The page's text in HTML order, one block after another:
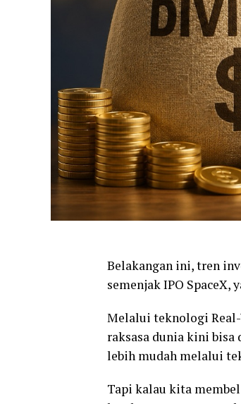
Belakangan ini, tren
semenjak IPO SpaceX,
Melalui teknologi
raksasa dunia kini bisa
lebih mudah melalui
Tapi kalau kita